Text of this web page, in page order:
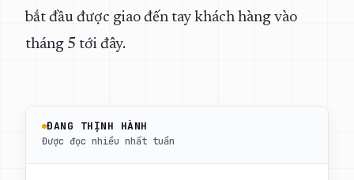
bắt đầu được giao đến tay khách hàng vào
tháng 5 tới đây.
ĐANG THỊNH HÀNH
Được đọc nhiều nhất tuần